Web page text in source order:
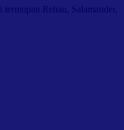
Rehau, Salamander,